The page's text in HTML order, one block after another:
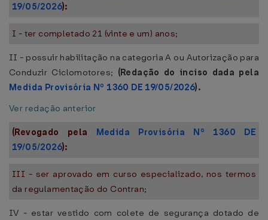
19/05/2026):
I - ter completado 21 (vinte e um) anos;
II - possuir habilitação na categoria A ou Autorização para
Conduzir Ciclomotores; (Redação do inciso dada pela
Medida Provisória Nº 1360 DE 19/05/2026).
Ver redação anterior
(Revogado pela Medida Provisória Nº 1360 DE
19/05/2026):
III - ser aprovado em curso especializado, nos termos
da regulamentação do Contran;
IV - estar vestido com colete de segurança dotado de